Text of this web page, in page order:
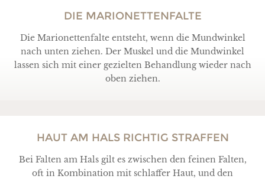
DIE MARIONETTENFALTE
Die Marionettenfalte entsteht, wenn die Mundwinkel
nach unten ziehen. Der Muskel und die Mundwinkel
lassen sich mit einer gezielten Behandlung wieder nach
oben ziehen.
HAUT AM HALS RICHTIG STRAFFEN
Bei Falten am Hals gilt es zwischen den feinen Falten,
oft in Kombination mit schlaffer Haut, und den